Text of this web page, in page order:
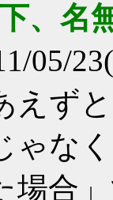
、名
05/
えず
ゃな
場合